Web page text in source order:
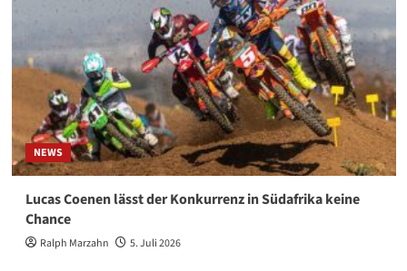
NEWS
Lucas Coenen lässt der Konkurrenz in Südafrika keine
Chance
Ralph Marzahn 5. Juli 2026